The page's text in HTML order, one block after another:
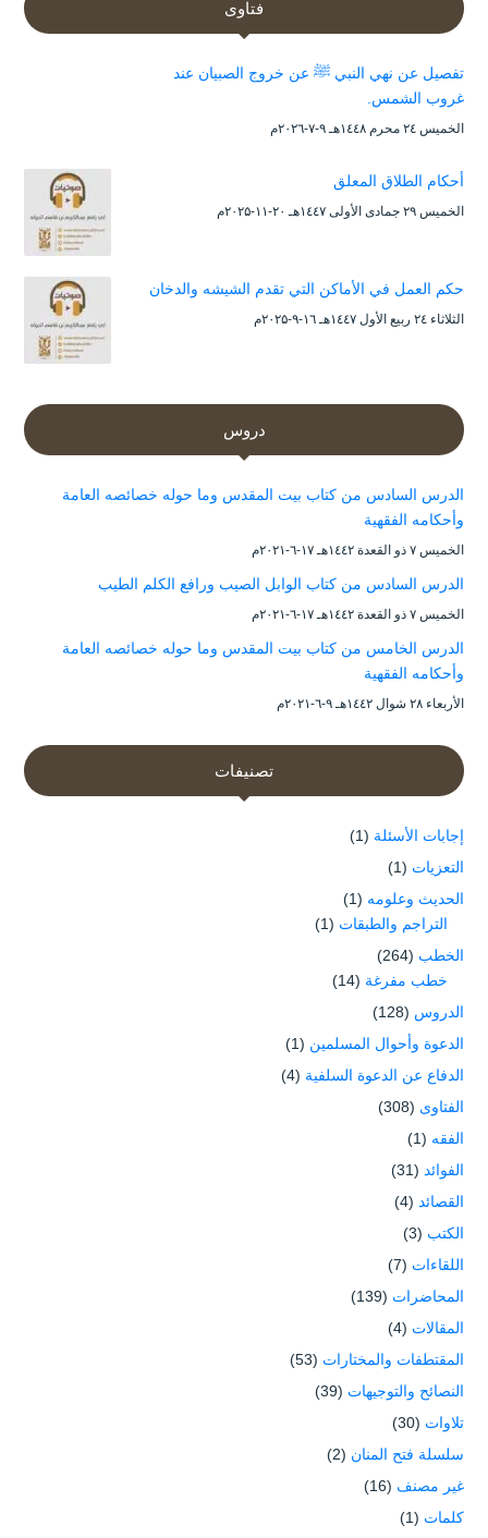
فتاوى
تفصيل عن نهي النبي ﷺ عن خروج الصبيان عند
غروب الشمس.
الخميس ۲٤ محرم ۱٤٤۸هـ ۹-۷-۲۰۲٦م
أحكام الطلاق المعلق
الخميس ۲۹ جمادى الأولى ۱٤٤۷هـ ۲۰-۱۱-۲۰۲۵م
حكم العمل في الأماكن التي تقدم الشيشه والدخان
الثلاثاء ۲٤ ربيع الأول ۱٤٤۷هـ ۱٦-۹-۲۰۲۵م
دروس
الدرس السادس من كتاب بيت المقدس وما حوله خصائصه العامة
وأحكامه الفقهية
الخميس ۷ ذو القعدة ۱٤٤۲هـ ۱۷-٦-۲۰۲۱م
الدرس السادس من كتاب الوابل الصيب ورافع الكلم الطيب
الخميس ۷ ذو القعدة ۱٤٤۲هـ ۱۷-٦-۲۰۲۱م
الدرس الخامس من كتاب بيت المقدس وما حوله خصائصه العامة
وأحكامه الفقهية
الأربعاء ۲۸ شوال ۱٤٤۲هـ ۹-٦-۲۰۲۱م
تصنيفات
إجابات الأسئلة (1)
التعزيات (1)
الحديث وعلومه (1)
التراجم والطبقات (1)
الخطب (264)
خطب مفرغة (14)
الدروس (128)
الدعوة وأحوال المسلمين (1)
الدفاع عن الدعوة السلفية (4)
الفتاوى (308)
الفقه (1)
الفوائد (31)
القصائد (4)
الكتب (3)
اللقاءات (7)
المحاضرات (139)
المقالات (4)
المقتطفات والمختارات (53)
النصائح والتوجيهات (39)
تلاوات (30)
سلسلة فتح المنان (2)
غير مصنف (16)
كلمات (1)